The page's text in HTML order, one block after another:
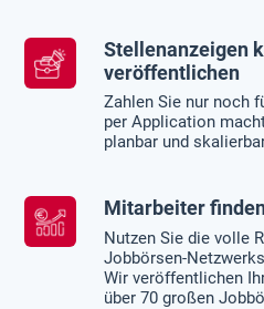
Stellenanzeigen
veröffentlichen
Zahlen Sie nur noch
per Application
planbar und
Mitarbeiter
Nutzen Sie die volle
Jobbörsen-
Wir veröffentlichen
über 70 großen